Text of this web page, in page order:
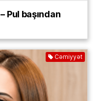
– Pul başından
Cəmiyyət